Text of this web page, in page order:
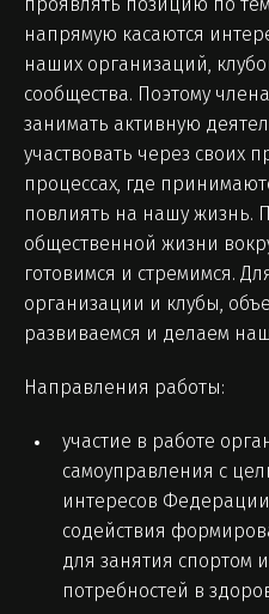
проявлять позицию по
напрямую касаются
наших организаций,
сообщества. Поэтому
занимать активную
участвовать через своих
процессах, где
повлиять на нашу жизнь.
общественной жизни
готовимся и стремимся.
организации и клубы,
развиваемся и делаем
Направления работы:
участие в работе
самоуправления с
интересов
содействия
для занятия спортом
потребностей в